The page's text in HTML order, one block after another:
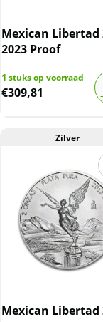
Mexican Libertad
2023 Proof
1 stuks op voorraad
€309,81
Zilver
Mexican Libertad